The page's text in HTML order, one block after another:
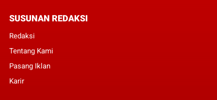
SUSUNAN REDAKSI
Redaksi
Tentang Kami
Pasang Iklan
Karir